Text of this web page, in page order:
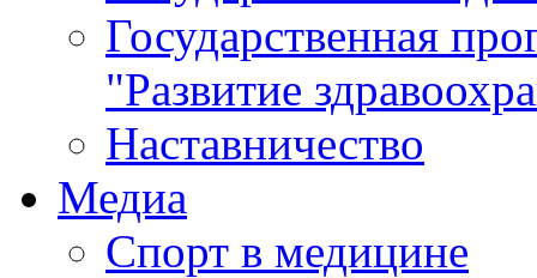
Государственная
"Развитие
Наставничество
Медиа
Спорт в медицине